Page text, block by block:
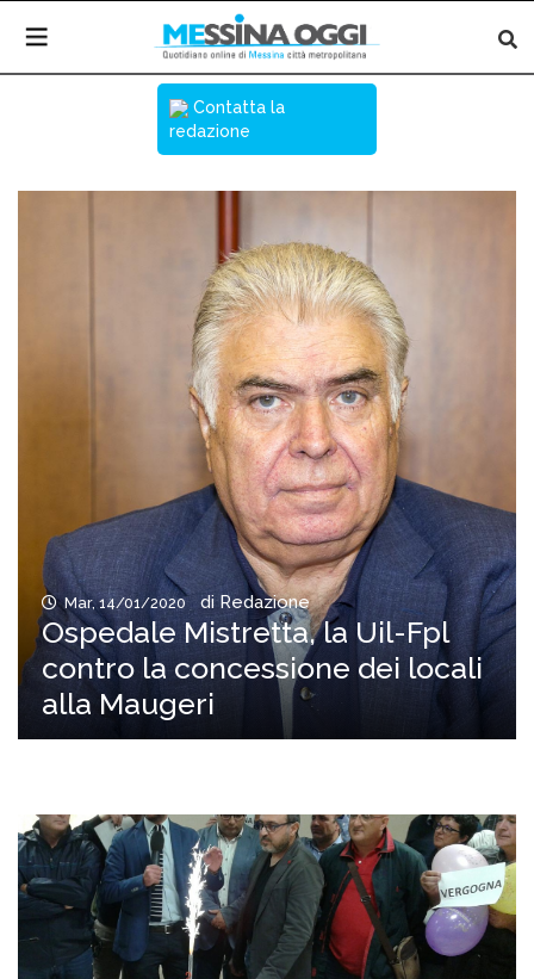
Contatta la
redazione
Mar, 14/01/2020 di Redazione
Ospedale Mistretta, la Uil-Fpl
contro la concessione dei locali
alla Maugeri